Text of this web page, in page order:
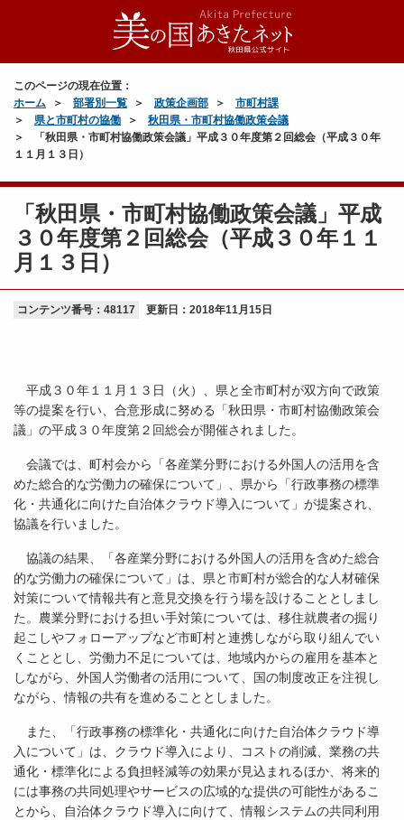
このページの現在位置：
ホーム
部署別一覧 政策企画部
市町村課
県と市町村の協働
秋田県・市町村協働政策会議
「秋田県・市町村協働政策会議」平成３０年度第２回総会（平成３０年
１１月１３日）
「秋田県・市町村協働政策会議」平成
３０年度第２回総会（平成３０年１１
月１３日）
コンテンツ番号：48117 更新日： 2018年11月15日
平成３０年１１月１３日（火）、県と全市町村が双方向で政策
等の提案を行い、合意形成に努める「秋田県・市町村協働政策会
議」の平成３０年度第２回総会が開催されました。
会議では、町村会から「各産業分野における外国人の活用を含
めた総合的な労働力の確保について」、県から「行政事務の標準
化・共通化に向けた自治体クラウド導入について」が提案され、
協議を行いました。
協議の結果、「各産業分野における外国人の活用を含めた総合
的な労働力の確保について」は、県と市町村が総合的な人材確保
対策について情報共有と意見交換を行う場を設けることとしまし
た。農業分野における担い手対策については、移住就農者の掘り
起こしやフォローアップなど市町村と連携しながら取り組んでい
くこととし、労働力不足については、地域内からの雇用を基本と
しながら、外国人労働者の活用について、国の制度改正を注視し
ながら、情報の共有を進めることとしました。
また、「行政事務の標準化・共通化に向けた自治体クラウド導
入について」は、クラウド導入により、コストの削減、業務の共
通化・標準化による負担軽減等の効果が見込まれるほか、将来的
には事務の共同処理やサービスの広域的な提供の可能性があるこ
とから、自治体クラウド導入に向けて、情報システムの共同利用